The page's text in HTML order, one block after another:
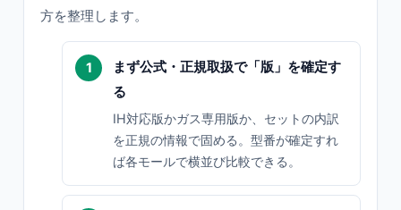
方を整理します。
まず公式・正規取扱で「版」を確定す
る
IH対応版かガス専用版か、セットの内訳
を正規の情報で固める。型番が確定すれ
ば各モールで横並び比較できる。